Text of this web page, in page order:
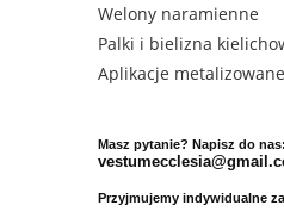
Welony naramienne
Palki i bielizna
Aplikacje metalizowane
Masz pytanie? Napisz do nas:
Przyjmujemy indywidualne